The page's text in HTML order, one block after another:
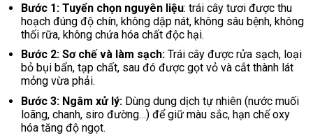
Bước 1: Tuyển chọn nguyên liệu: trái cây tươi được thu
hoạch đúng độ chín, không dập nát, không sâu bệnh, không
thối rữa, không chứa hóa chất độc hại.
Bước 2: Sơ chế và làm sạch: Trái cây được rửa sạch, loại
bỏ bụi bẩn, tạp chất, sau đó được gọt vỏ và cắt thành lát
mỏng vừa phải.
Bước 3: Ngâm xử lý: Dùng dung dịch tự nhiên (nước muối
loãng, chanh, siro đường…) để giữ màu sắc, hạn chế oxy
hóa tăng độ ngọt.